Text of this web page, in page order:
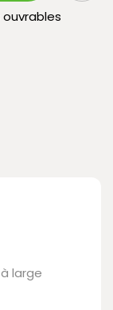
ouvrables
large